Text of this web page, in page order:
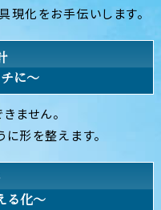
現化をお手伝いします。
に〜
ません。
形を整えます。
る化〜